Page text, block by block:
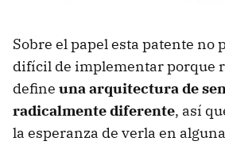
Sobre el papel esta patente no
difícil de implementar porque
define una arquitectura de
radicalmente diferente, así
la esperanza de verla en